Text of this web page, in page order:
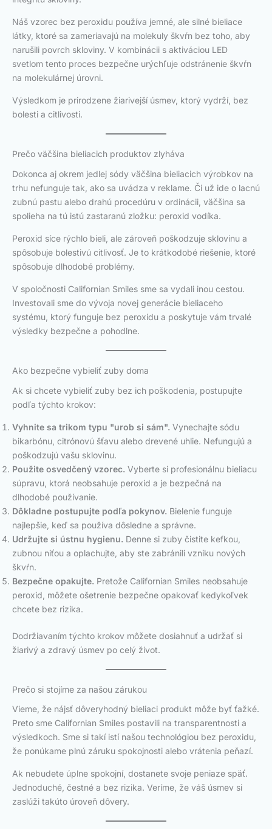
Náš vzorec bez peroxidu používa jemné, ale silné bieliace
látky, ktoré sa zameriavajú na molekuly škvŕn bez toho, aby
narušili povrch skloviny. V kombinácii s aktiváciou LED
svetlom tento proces bezpečne urýchľuje odstránenie škvŕn
na molekulárnej úrovni.
Výsledkom je prirodzene žiarivejší úsmev, ktorý vydrží, bez
bolesti a citlivosti.
Prečo väčšina bieliacich produktov zlyháva
Dokonca aj okrem jedlej sódy väčšina bieliacich výrobkov na
trhu nefunguje tak, ako sa uvádza v reklame. Či už ide o lacnú
zubnú pastu alebo drahú procedúru v ordinácii, väčšina sa
spolieha na tú istú zastaranú zložku: peroxid vodíka.
Peroxid síce rýchlo bieli, ale zároveň poškodzuje sklovinu a
spôsobuje bolestivú citlivosť. Je to krátkodobé riešenie, ktoré
spôsobuje dlhodobé problémy.
V spoločnosti Californian Smiles sme sa vydali inou cestou.
Investovali sme do vývoja novej generácie bieliaceho
systému, ktorý funguje bez peroxidu a poskytuje vám trvalé
výsledky bezpečne a pohodlne.
Ako bezpečne vybieliť zuby doma
Ak si chcete vybieliť zuby bez ich poškodenia, postupujte
podľa týchto krokov:
Vyhnite sa trikom typu "urob si sám". Vynechajte sódu
bikarbónu, citrónovú šťavu alebo drevené uhlie. Nefungujú a
poškodzujú vašu sklovinu.
Použite osvedčený vzorec. Vyberte si profesionálnu bieliacu
súpravu, ktorá neobsahuje peroxid a je bezpečná na
dlhodobé používanie.
Dôkladne postupujte podľa pokynov. Bielenie funguje
najlepšie, keď sa používa dôsledne a správne.
Udržujte si ústnu hygienu. Denne si zuby čistite kefkou,
zubnou niťou a oplachujte, aby ste zabránili vzniku nových
škvŕn.
Bezpečne opakujte. Pretože Californian Smiles neobsahuje
peroxid, môžete ošetrenie bezpečne opakovať kedykoľvek
chcete bez rizika.
Dodržiavaním týchto krokov môžete dosiahnuť a udržať si
žiarivý a zdravý úsmev po celý život.
Prečo si stojíme za našou zárukou
Vieme, že nájsť dôveryhodný bieliaci produkt môže byť ťažké.
Preto sme Californian Smiles postavili na transparentnosti a
výsledkoch. Sme si takí istí našou technológiou bez peroxidu,
že ponúkame plnú záruku spokojnosti alebo vrátenia peňazí.
Ak nebudete úplne spokojní, dostanete svoje peniaze späť.
Jednoduché, čestné a bez rizika. Veríme, že váš úsmev si
zaslúži takúto úroveň dôvery.